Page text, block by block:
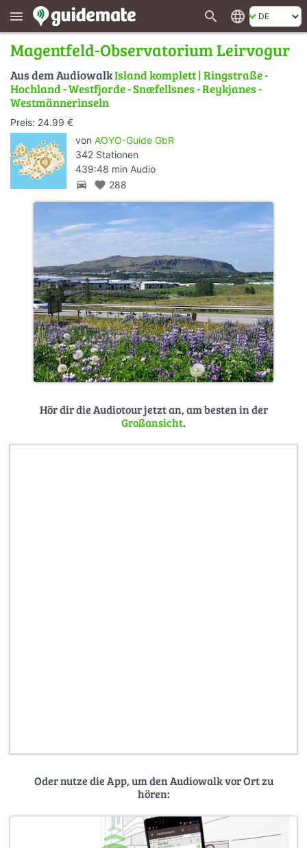
menu search language
Magentfeld-Observatorium Leirvogur
Aus dem AudiowalkIsland komplett | Ringstraße -
Hochland - Westfjorde - Snæfellsnes - Reykjanes -
Westmännerinseln
Preis: 24.99 €
von AOYO-Guide GbR
342 Stationen
439:48 min Audio
directions_car favorite 288
Hör dir die Audiotour jetzt an, am besten in der
Großansicht.
Oder nutze die App, um den Audiowalk vor Ort zu
hören: